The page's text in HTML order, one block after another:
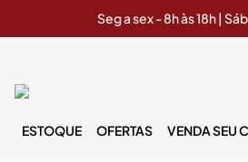
Seg a sex - 8h às 18h |
ESTOQUE OFERTAS VENDA SEU